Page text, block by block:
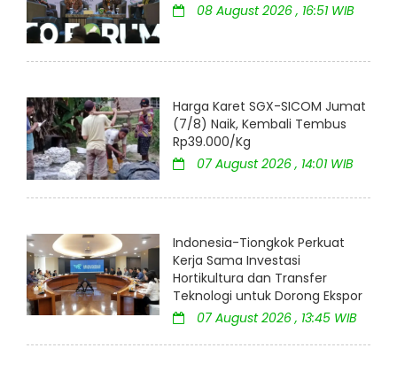
08 August 2026 , 16:51 WIB
Harga Karet SGX-SICOM Jumat
(7/8) Naik, Kembali Tembus
Rp39.000/Kg
07 August 2026 , 14:01 WIB
Indonesia-Tiongkok Perkuat
Kerja Sama Investasi
Hortikultura dan Transfer
Teknologi untuk Dorong Ekspor
07 August 2026 , 13:45 WIB